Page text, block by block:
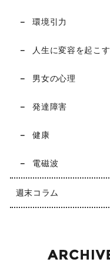
環境引力
人生に変容を起こす
男女の心理
発達障害
健康
電磁波
週末コラム